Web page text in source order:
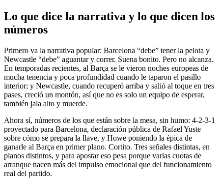
Lo que dice la narrativa y lo que dicen los
números
Primero va la narrativa popular: Barcelona “debe” tener la pelota y
Newcastle “debe” aguantar y correr. Suena bonito. Pero no alcanza.
En temporadas recientes, al Barça se le vieron noches europeas de
mucha tenencia y poca profundidad cuando le taparon el pasillo
interior; y Newcastle, cuando recuperó arriba y salió al toque en tres
pases, creció un montón, así que no es solo un equipo de esperar,
también jala alto y muerde.
Ahora sí, números de los que están sobre la mesa, sin humo: 4-2-3-1
proyectado para Barcelona, declaración pública de Rafael Yuste
sobre cómo se prepara la llave, y Howe poniendo la épica de
ganarle al Barça en primer plano. Cortito. Tres señales distintas, en
planos distintos, y para apostar eso pesa porque varias cuotas de
arranque nacen más del impulso emocional que del funcionamiento
real del partido.